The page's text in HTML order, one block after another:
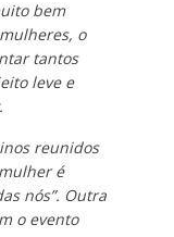
bem
o
tantos
leve e
reunidos
é
nós”. Outra
o evento